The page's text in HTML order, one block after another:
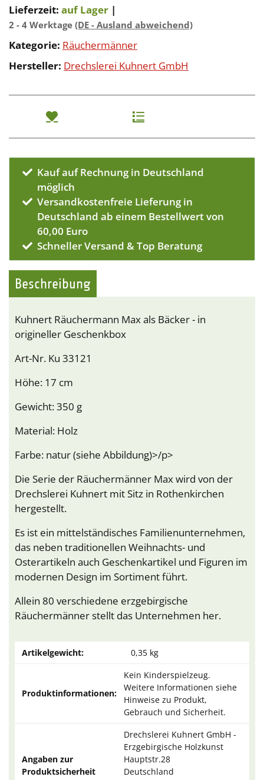
Lieferzeit: auf Lager |
2 - 4 Werktage (DE - Ausland abweichend)
Kategorie: Räuchermänner
Hersteller: Drechslerei Kuhnert GmbH
Kauf auf Rechnung in Deutschland
möglich
Versandkostenfreie Lieferung in
Deutschland ab einem Bestellwert von
60,00 Euro
Schneller Versand & Top Beratung
Beschreibung
Kuhnert Räuchermann Max als Bäcker - in
origineller Geschenkbox
Art-Nr. Ku 33121
Höhe: 17 cm
Gewicht: 350 g
Material: Holz
Farbe: natur (siehe Abbildung)>/p>
Die Serie der Räuchermänner Max wird von der
Drechslerei Kuhnert mit Sitz in Rothenkirchen
hergestellt.
Es ist ein mittelständisches Familienunternehmen,
das neben traditionellen Weihnachts- und
Osterartikeln auch Geschenkartikel und Figuren im
modernen Design im Sortiment führt.
Allein 80 verschiedene erzgebirgische
Räuchermänner stellt das Unternehmen her.
Artikelgewicht: 0,35 kg
Produktinformationen:
Kein Kinderspielzeug.
Weitere Informationen siehe
Hinweise zu Produkt,
Gebrauch und Sicherheit.
Angaben zur
Produktsicherheit
Drechslerei Kuhnert GmbH -
Erzgebirgische Holzkunst
Hauptstr.28
Deutschland